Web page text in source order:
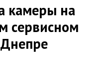
камеры на
сервисном